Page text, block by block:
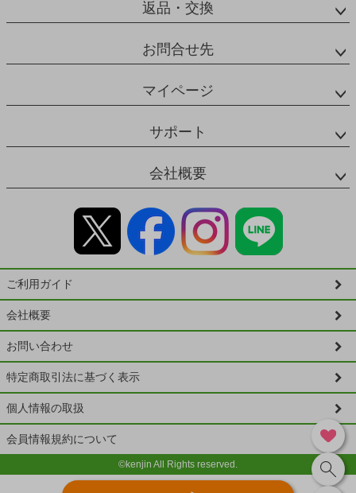
返品・交換
お問合せ先
マイページ
サポート
会社概要
ご利用ガイド
会社概要
お問い合わせ
特定商取引法に基づく表示
個人情報の取扱
会員情報規約について
©kenjin All Rights reserved.